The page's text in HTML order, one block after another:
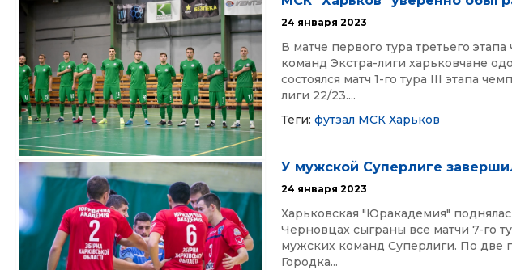
24 января 2023
В матче первого тура третьего
команд Экстра-лиги харьковчане
состоялся матч 1-го тура ІІІ этапа
лиги 22/23....
Теги:футзал МСК Харьков
У мужской Суперлиге
24 января 2023
Харьковская "Юракадемия"
Черновцах сыграны все матчи 7-го
мужских команд Суперлиги. По
Городка...